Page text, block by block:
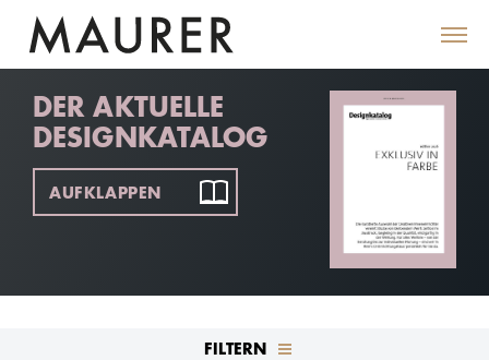
DER AKTUELLE
DESIGNKATALOG
AUFKLAPPEN
FILTERN